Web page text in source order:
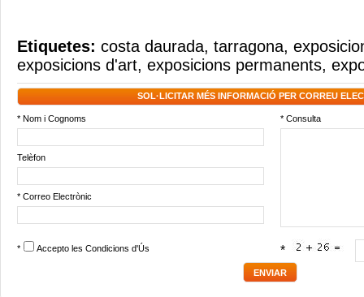
Etiquetes: costa daurada, tarragona,
exposicions d'art, exposicions permanents,
SOL·LICITAR MÉS INFORMACIÓ PER CORREU
* Nom i Cognoms * Consulta
Telèfon
* Correo Electrònic
* Accepto les Condicions d'Ús *